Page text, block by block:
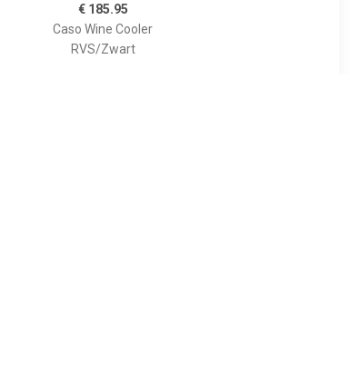
€ 185.95
Caso Wine Cooler
RVS/Zwart